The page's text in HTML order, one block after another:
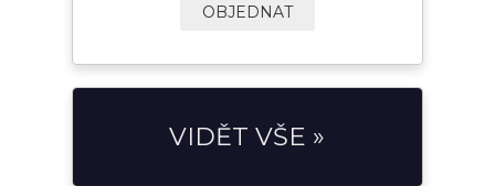
OBJEDNAT
VIDĚT VŠE »